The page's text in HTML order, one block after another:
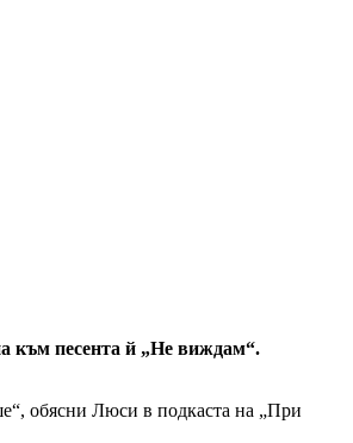
към песента й „Не виждам“.
обясни Люси в подкаста на „При